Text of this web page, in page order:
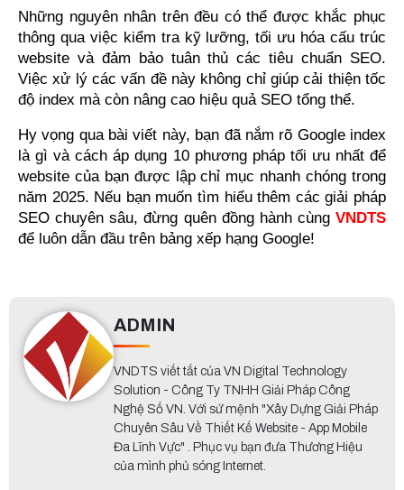
Những nguyên nhân trên đều có thể được khắc phục
thông qua việc kiểm tra kỹ lưỡng, tối ưu hóa cấu trúc
website và đảm bảo tuân thủ các tiêu chuẩn SEO.
Việc xử lý các vấn đề này không chỉ giúp cải thiện tốc
độ index mà còn nâng cao hiệu quả SEO tổng thể.
Hy vọng qua bài viết này, bạn đã nắm rõ Google index
là gì và cách áp dụng 10 phương pháp tối ưu nhất để
website của bạn được lập chỉ mục nhanh chóng trong
năm 2025. Nếu bạn muốn tìm hiểu thêm các giải pháp
SEO chuyên sâu, đừng quên đồng hành cùng
để luôn dẫn đầu trên bảng xếp hạng Google!
ADMIN
VNDTS viết tắt của VN Digital Technology
Solution - Công Ty TNHH Giải Pháp Công
Nghệ Số VN. Với sứ mệnh "Xây Dựng Giải Pháp
Chuyên Sâu Về Thiết Kế Website - App Mobile
Đa Lĩnh Vực" . Phục vụ bạn đưa Thương Hiệu
của mình phủ sóng Internet.